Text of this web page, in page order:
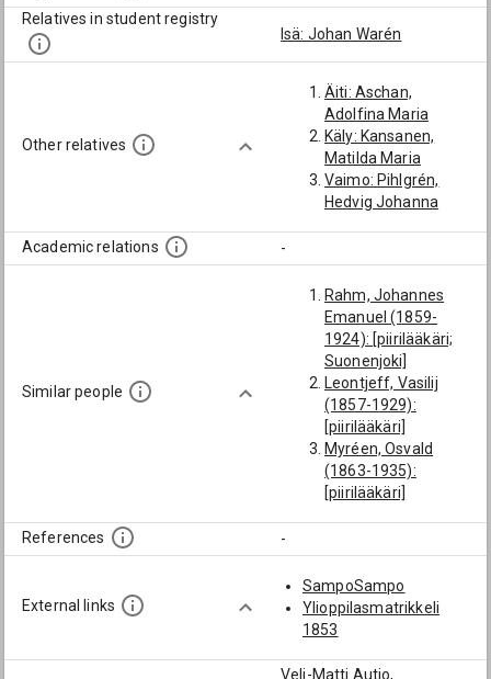
Relatives in student registry
Isä: Johan Warén
Other relatives
Äiti: Aschan,
Adolfina Maria
Käly: Kansanen,
Matilda Maria
Vaimo: Pihlgrén,
Hedvig Johanna
Academic relations -
Similar people
Rahm, Johannes
Emanuel (1859-
1924): [piirilääkäri;
Suonenjoki]
Leontjeff, Vasilij
(1857-1929):
[piirilääkäri]
Myréen, Osvald
(1863-1935):
[piirilääkäri]
1926): [piirilääkäri;
Yo Hgin alk.op.]
Tollet, Gustaf Adolf
(1862-1946):
Koivistoinen, Juho
References -
External links
SampoSampo
Ylioppilasmatrikkeli
1853
Veli-Matti Autio,